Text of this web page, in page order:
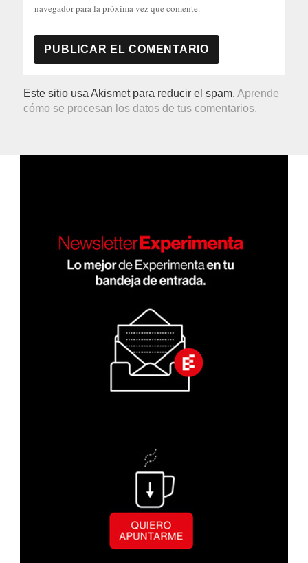
navegador para la próxima vez que comente.
Este sitio usa Akismet para reducir el spam.Aprende
cómo se procesan los datos de tus comentarios.